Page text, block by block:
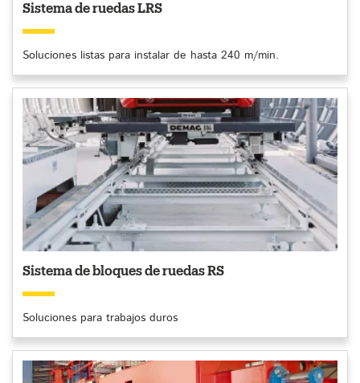
Sistema de ruedas LRS
Soluciones listas para instalar de hasta 240 m/min.
Sistema de bloques de ruedas RS
Soluciones para trabajos duros